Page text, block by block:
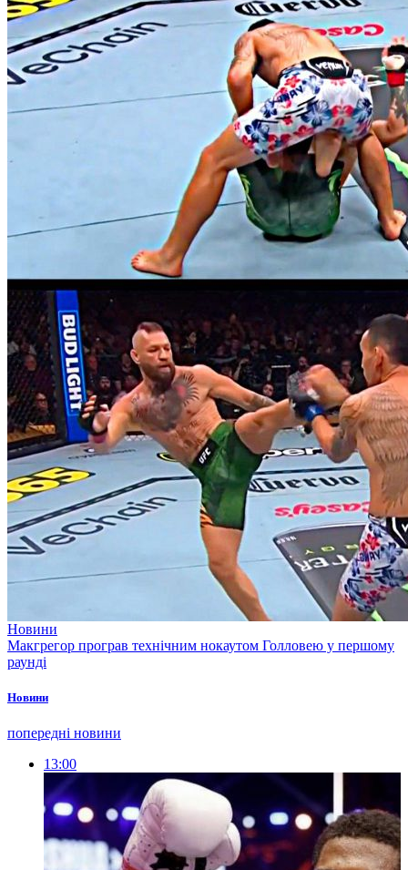
Новини
Макгрегор програв технічним нокаутом Голловею у першому
раунді
Новини
попередні новини
13:00